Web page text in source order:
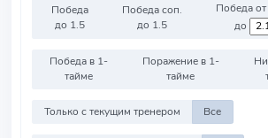
Победа
до 1.5
Победа соп.
до 1.5
Победа от
до
Победа в 1-
тайме
Поражение в 1-
тайме
Только с текущим тренером Все